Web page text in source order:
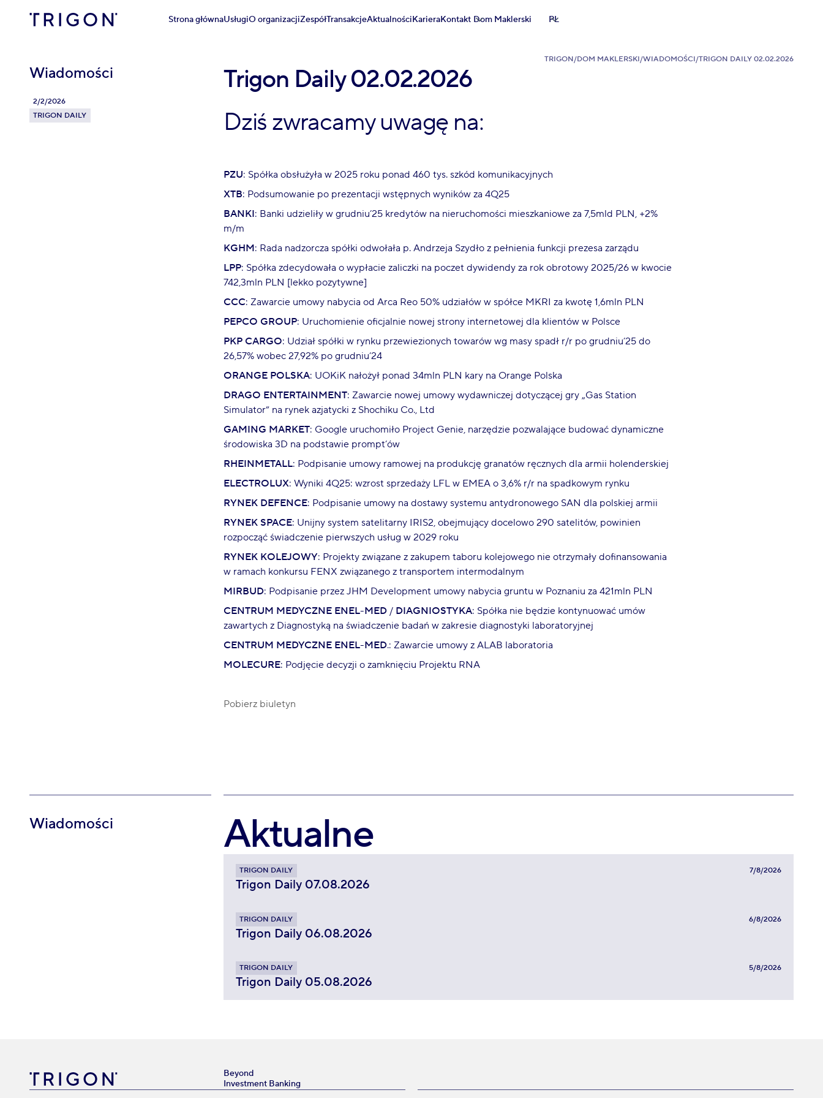
Strona głównaUsługiO organizacjiZespółTransakcjeAktualnościKarieraKontakt Dom Maklerski PL
TRIGON/DOM MAKLERSKI/WIADOMOŚCI/TRIGON DAILY 02.02.2026
Wiadomości Trigon Daily 02.02.2026
2/2/2026
TRIGON DAILY
Dziś zwracamy uwagę na:
PZU: Spółka obsłużyła w 2025 roku ponad 460 tys. szkód komunikacyjnych
XTB: Podsumowanie po prezentacji wstępnych wyników za 4Q25
BANKI: Banki udzieliły w grudniu’25 kredytów na nieruchomości mieszkaniowe za 7,5mld PLN, +2%
m/m
KGHM: Rada nadzorcza spółki odwołała p. Andrzeja Szydło z pełnienia funkcji prezesa zarządu
LPP: Spółka zdecydowała o wypłacie zaliczki na poczet dywidendy za rok obrotowy 2025/26 w kwocie
742,3mln PLN [lekko pozytywne]
CCC: Zawarcie umowy nabycia od Arca Reo 50% udziałów w spółce MKRI za kwotę 1,6mln PLN
PEPCO GROUP: Uruchomienie oficjalnie nowej strony internetowej dla klientów w Polsce
PKP CARGO: Udział spółki w rynku przewiezionych towarów wg masy spadł r/r po grudniu’25 do
26,57% wobec 27,92% po grudniu’24
ORANGE POLSKA: UOKiK nałożył ponad 34mln PLN kary na Orange Polska
DRAGO ENTERTAINMENT: Zawarcie nowej umowy wydawniczej dotyczącej gry „Gas Station
Simulator” na rynek azjatycki z Shochiku Co., Ltd
GAMING MARKET: Google uruchomiło Project Genie, narzędzie pozwalające budować dynamiczne
środowiska 3D na podstawie prompt’ów
RHEINMETALL: Podpisanie umowy ramowej na produkcję granatów ręcznych dla armii holenderskiej
ELECTROLUX: Wyniki 4Q25: wzrost sprzedaży LFL w EMEA o 3,6% r/r na spadkowym rynku
RYNEK DEFENCE: Podpisanie umowy na dostawy systemu antydronowego SAN dla polskiej armii
RYNEK SPACE: Unijny system satelitarny IRIS2, obejmujący docelowo 290 satelitów, powinien
rozpocząć świadczenie pierwszych usług w 2029 roku
RYNEK KOLEJOWY: Projekty związane z zakupem taboru kolejowego nie otrzymały dofinansowania
w ramach konkursu FENX związanego z transportem intermodalnym
MIRBUD: Podpisanie przez JHM Development umowy nabycia gruntu w Poznaniu za 421mln PLN
CENTRUM MEDYCZNE ENEL-MED / DIAGNIOSTYKA: Spółka nie będzie kontynuować umów
zawartych z Diagnostyką na świadczenie badań w zakresie diagnostyki laboratoryjnej
CENTRUM MEDYCZNE ENEL-MED.: Zawarcie umowy z ALAB laboratoria
MOLECURE: Podjęcie decyzji o zamknięciu Projektu RNA
Pobierz biuletyn
Wiadomości Aktualne
TRIGON DAILY 7/8/2026
Trigon Daily 07.08.2026
TRIGON DAILY 6/8/2026
Trigon Daily 06.08.2026
TRIGON DAILY 5/8/2026
Trigon Daily 05.08.2026
Beyond
Investment Banking